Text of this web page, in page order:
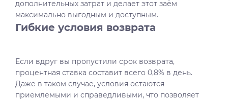
дополнительных затрат и делает этот заём
максимально выгодным и доступным.
Гибкие условия возврата
Если вдруг вы пропустили срок возврата,
процентная ставка составит всего 0,8% в день.
Даже в таком случае, условия остаются
приемлемыми и справедливыми, что позволяет